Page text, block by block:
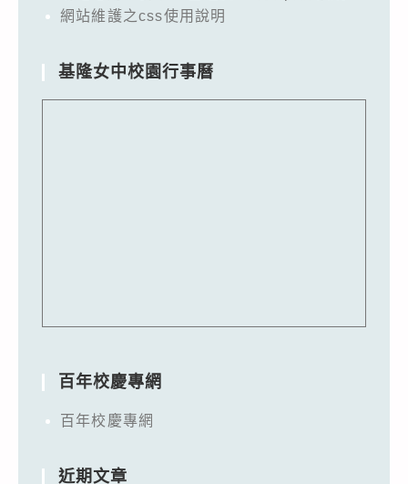
網站維護之css使用說明
基隆女中校園行事曆
百年校慶專網
百年校慶專網
近期文章